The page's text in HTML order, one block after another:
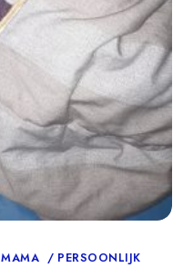
MAMA PERSOONLIJK